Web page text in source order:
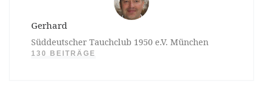
Gerhard
Süddeutscher Tauchclub 1950 e.V. München
130 BEITRÄGE